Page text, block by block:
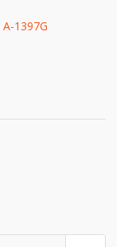
1397G